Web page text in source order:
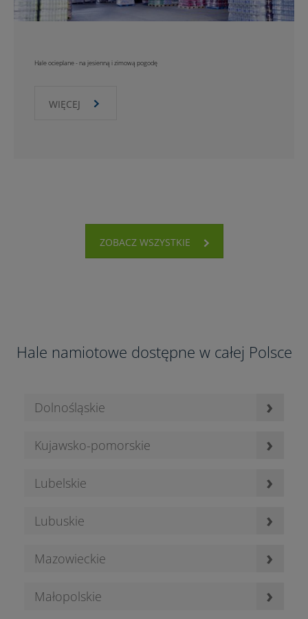
Hale ocieplane - na jesienną i zimową pogodę
WIĘCEJ
ZOBACZ WSZYSTKIE
Hale namiotowe dostępne w całej Polsce
Dolnośląskie ›
Kujawsko-pomorskie ›
Lubelskie ›
Lubuskie ›
Mazowieckie ›
Małopolskie ›